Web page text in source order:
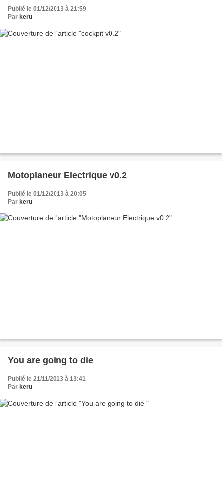
Publié le 01/12/2013 à 21:59
Par keru
Motoplaneur Electrique v0.2
Publié le 01/12/2013 à 20:05
Par keru
You are going to die
Publié le 21/11/2013 à 13:41
Par keru